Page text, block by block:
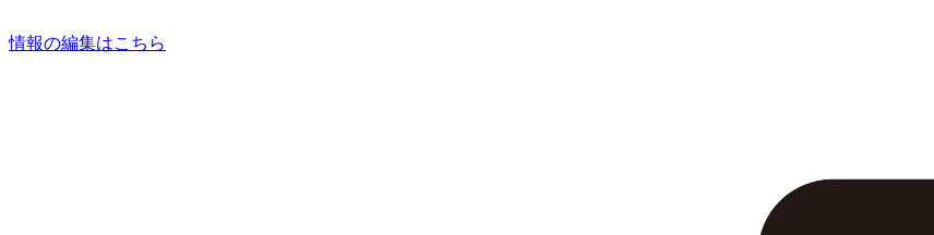
情報の編集はこちら